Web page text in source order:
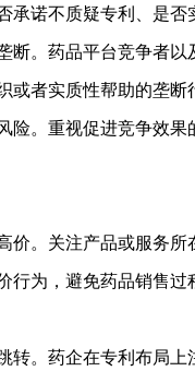
诺不质疑专利、是否
断。药品平台竞争者
者实质性帮助的垄断
险。重视促进竞争效
价。关注产品或服务
为，避免药品销售过
转。药企在专利布局